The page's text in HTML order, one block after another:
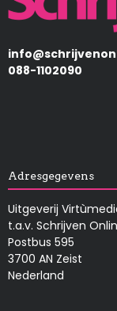
088-1102090
Adresgegevens
Uitgeverij
t.a.v. Schrijven
Postbus 595
3700 AN Zeist
Nederland